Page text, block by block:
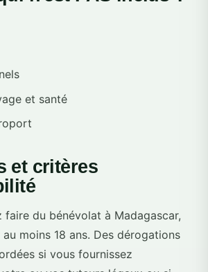
et santé
et critères
faire du bénévolat à Madagascar,
moins 18 ans. Des dérogations
si vous fournissez